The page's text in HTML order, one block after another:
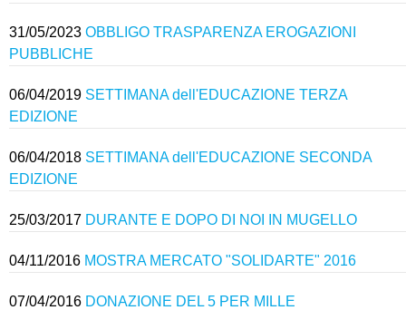
31/05/2023 OBBLIGO TRASPARENZA EROGAZIONI
PUBBLICHE
06/04/2019 SETTIMANA dell'EDUCAZIONE TERZA
EDIZIONE
06/04/2018 SETTIMANA dell'EDUCAZIONE SECONDA
EDIZIONE
25/03/2017 DURANTE E DOPO DI NOI IN MUGELLO
04/11/2016 MOSTRA MERCATO "SOLIDARTE" 2016
07/04/2016 DONAZIONE DEL 5 PER MILLE